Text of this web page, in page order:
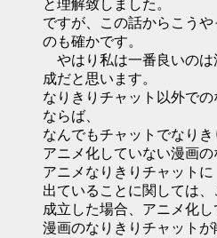
と理解致しました。
ですが、この話からこう
のも確かです。
やはり私は一番良いのは
成だと思います。
なりきりチャット以外で
ならば、
なんでもチャットでなり
アニメ化していない漫画の
アニメなりきりチャットに
出ていることに関しては
成立した場合、アニメ化し
漫画のなりきりチャット